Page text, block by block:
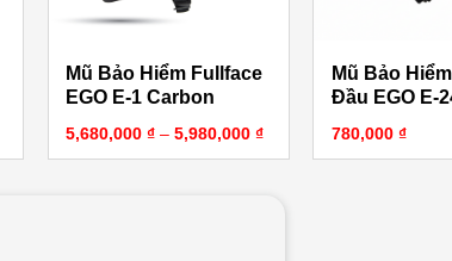
Mũ Bảo Hiểm Fullface
EGO E-1 Carbon
5,680,000₫ – 5,980,000₫Khoảng giá: từ
Mũ Bảo
Đầu EGO E-
780,000 ₫